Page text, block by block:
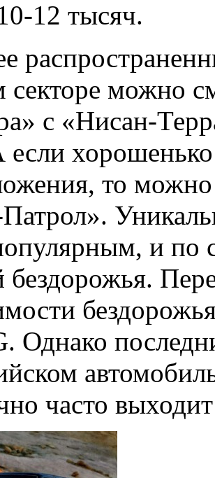
12 тысяч.
секторе можно
с «Нисан-
если
то
и по
бездорожья.
Однако
часто